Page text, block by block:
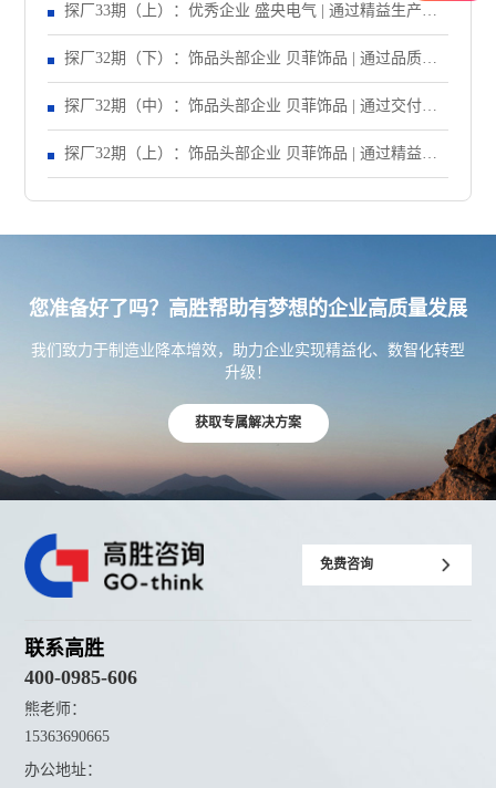
让订单准交率提升到95%以上！
探厂33期（上）：优秀企业 盛央电气 | 通过精益生产，
让产线产能提升83%！
探厂32期（下）：饰品头部企业 贝菲饰品 | 通过品质改
善，让失败成本异常递减70%！
探厂32期（中）：饰品头部企业 贝菲饰品 | 通过交付改
善，让订单准交率提升至90%以上！
探厂32期（上）：饰品头部企业 贝菲饰品 | 通过精益生
产项目，让车间生产效率提升至95% ！
您准备好了吗？高胜帮助有梦想的企业高质量发展
我们致力于制造业降本增效，助力企业实现精益化、数智化转型
升级！
获取专属解决方案
免费咨询
联系高胜
400-0985-606
熊老师：
15363690665
办公地址：